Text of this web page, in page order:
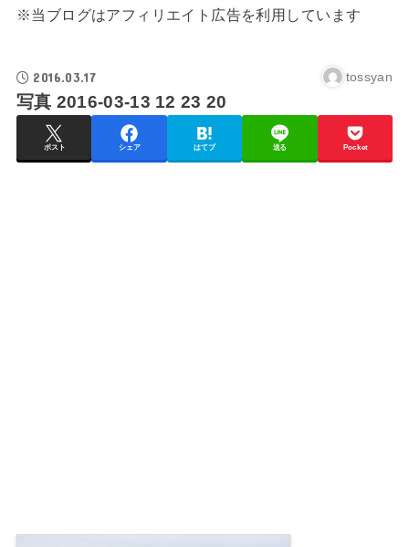
※当ブログはアフィリエイト広告を利用しています
2016.03.17 tossyan
写真 2016-03-13 12 23 20
ポスト シェア はてブ 送る Pocket